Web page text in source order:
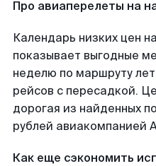
Про авиаперелеты на
Календарь низких цен
показывает выгодные
неделю по маршруту
рейсов с пересадкой.
дорогая из найденных
рублей авиакомпанией
Как еще сэкономить